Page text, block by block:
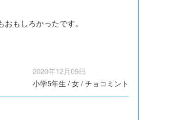
もしろかったです。
2020年12月09日
小学5年生 /女/チョコミント